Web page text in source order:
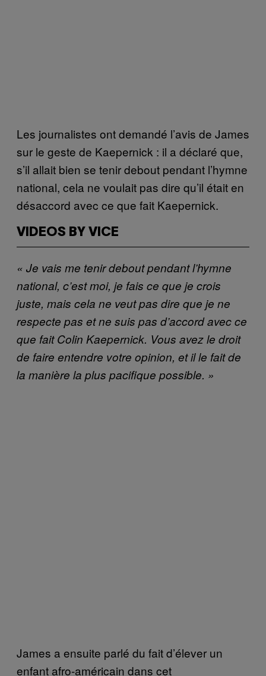
Les journalistes ont demandé l’avis de James
sur le geste de Kaepernick : il a déclaré que,
s’il allait bien se tenir debout pendant l’hymne
national, cela ne voulait pas dire qu’il était en
désaccord avec ce que fait Kaepernick.
VIDEOS BY VICE
« Je vais me tenir debout pendant l’hymne
national, c’est moi, je fais ce que je crois
juste, mais cela ne veut pas dire que je ne
respecte pas et ne suis pas d’accord avec ce
que fait Colin Kaepernick. Vous avez le droit
de faire entendre votre opinion, et il le fait de
la manière la plus pacifique possible. »
James a ensuite parlé du fait d’élever un
enfant afro-américain dans cet